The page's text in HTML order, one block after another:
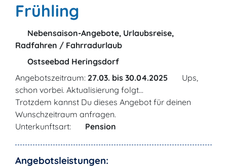
Frühling
Nebensaison-Angebote, Urlaubsreise,
Radfahren / Fahrradurlaub
Ostseebad Heringsdorf
Angebotszeitraum: 27.03. bis 30.04.2025
Ups,
schon vorbei. Aktualisierung folgt...
Trotzdem kannst Du dieses Angebot für deinen
Wunschzeitraum anfragen.
Unterkunftsart:
Pension
Angebotsleistungen: